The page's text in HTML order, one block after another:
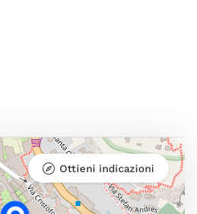
Ottieni indicazioni